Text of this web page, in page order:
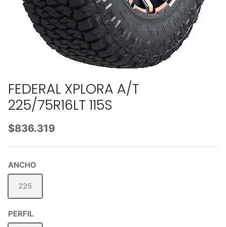
FEDERAL XPLORA A/T
225/75R16LT 115S
$836.319
ANCHO
225
PERFIL